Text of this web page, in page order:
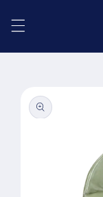
conținut
informațiile
despre
produs